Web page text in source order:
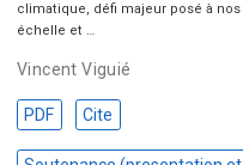
climatique, défi majeur posé à
échelle et …
Vincent Viguié
PDF Cite